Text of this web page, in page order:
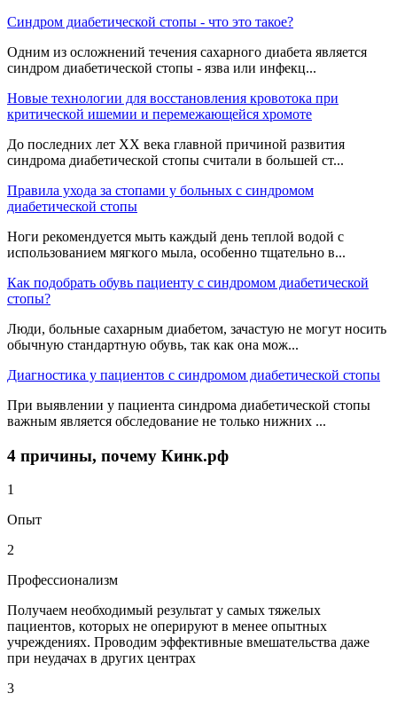
Синдром диабетической стопы - что это такое?
Одним из осложнений течения сахарного диабета является
синдром диабетической стопы - язва или инфекц...
Новые технологии для восстановления кровотока при
критической ишемии и перемежающейся хромоте
До последних лет XX века главной причиной развития
синдрома диабетической стопы считали в большей ст...
Правила ухода за стопами у больных с синдромом
диабетической стопы
Ноги рекомендуется мыть каждый день теплой водой с
использованием мягкого мыла, особенно тщательно в...
Как подобрать обувь пациенту с синдромом диабетической
стопы?
Люди, больные сахарным диабетом, зачастую не могут носить
обычную стандартную обувь, так как она мож...
Диагностика у пациентов с синдромом диабетической стопы
При выявлении у пациента синдрома диабетической стопы
важным является обследование не только нижних ...
4 причины, почему Кинк.рф
1
Опыт
2
Профессионализм
Получаем необходимый результат у самых тяжелых
пациентов, которых не оперируют в менее опытных
учреждениях. Проводим эффективные вмешательства даже
при неудачах в других центрах
3